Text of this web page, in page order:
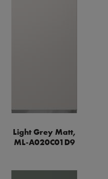
Light Grey Matt,
ML-A020C01D9